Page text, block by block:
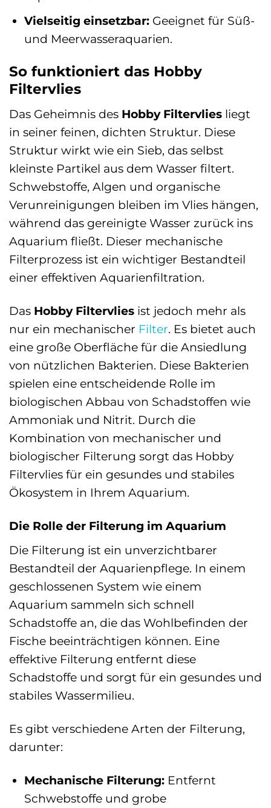
Vielseitig einsetzbar:Geeignet für Süß-
und Meerwasseraquarien.
So funktioniert das Hobby
Filtervlies
Das Geheimnis des Hobby Filtervlies liegt
in seiner feinen, dichten Struktur. Diese
Struktur wirkt wie ein Sieb, das selbst
kleinste Partikel aus dem Wasser filtert.
Schwebstoffe, Algen und organische
Verunreinigungen bleiben im Vlies hängen,
während das gereinigte Wasser zurück ins
Aquarium fließt. Dieser mechanische
Filterprozess ist ein wichtiger Bestandteil
einer effektiven Aquarienfiltration.
Das Hobby Filtervlies ist jedoch mehr als
nur ein mechanischer Filter. Es bietet auch
eine große Oberfläche für die Ansiedlung
von nützlichen Bakterien. Diese Bakterien
spielen eine entscheidende Rolle im
biologischen Abbau von Schadstoffen wie
Ammoniak und Nitrit. Durch die
Kombination von mechanischer und
biologischer Filterung sorgt das Hobby
Filtervlies für ein gesundes und stabiles
Ökosystem in Ihrem Aquarium.
Die Rolle der Filterung im Aquarium
Die Filterung ist ein unverzichtbarer
Bestandteil der Aquarienpflege. In einem
geschlossenen System wie einem
Aquarium sammeln sich schnell
Schadstoffe an, die das Wohlbefinden der
Fische beeinträchtigen können. Eine
effektive Filterung entfernt diese
Schadstoffe und sorgt für ein gesundes und
stabiles Wassermilieu.
Es gibt verschiedene Arten der Filterung,
darunter:
Mechanische Filterung:Entfernt
Schwebstoffe und grobe